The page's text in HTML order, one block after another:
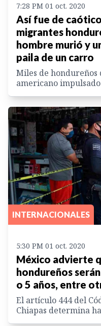
7:28 PM 01 oct. 2020
Así fue de
migrantes
hombre murió y
paila de un carro
Miles de
americano
INTERNACIONALES
5:30 PM 01 oct. 2020
México advierte
hondureños
o 5 años, entre
El artículo 444 del
Chiapas determina